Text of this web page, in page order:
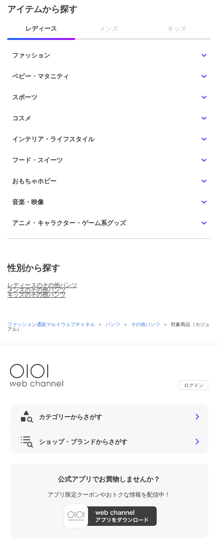
アイテムから探す
レディース メンズ キッズ
ファッション
ベビー・マタニティ
スポーツ
コスメ
インテリア・ライフスタイル
フード・スイーツ
おもちゃホビー
音楽・映像
アニメ・キャラクター・ゲーム系グッズ
性別から探す
レディースのその他パンツ
メンズのその他パンツ
キッズのその他パンツ
ファッション通販マルイウェブチャネル ＞ パンツ ＞ その他パンツ ＞
対象商品（カジュ
アル）
ログイン
カテゴリーからさがす
ショップ・ブランドからさがす
公式アプリでお買物しませんか？
アプリ限定クーポンやおトクな情報を配信中！